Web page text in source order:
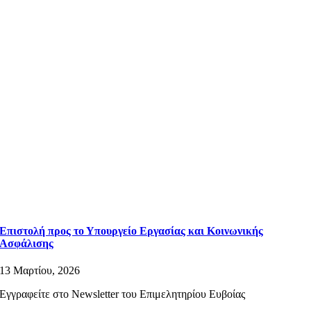
Επιστολή προς το Υπουργείο Εργασίας και Κοινωνικής
Ασφάλισης
13 Μαρτίου, 2026
Εγγραφείτε στο Newsletter του Επιμελητηρίου Ευβοίας